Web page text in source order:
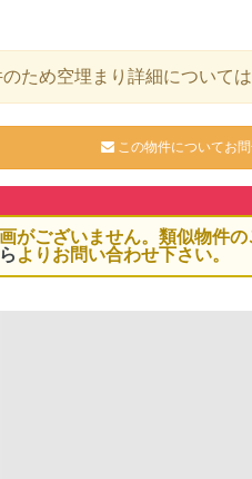
ため空埋まり詳細について
この物件についてお
がございません。類似物件
よりお問い合わせ下さい。